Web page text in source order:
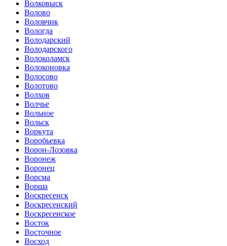
Волковыск
Волово
Воловчик
Вологда
Володарский
Володарского
Волоколамск
Волоконовка
Волосово
Волотово
Волхов
Волчье
Вольное
Вольск
Воркута
Воробьевка
Ворон-Лозовка
Воронеж
Воронец
Ворсма
Ворша
Воскресенск
Воскресенский
Воскресенское
Восток
Восточное
Восход